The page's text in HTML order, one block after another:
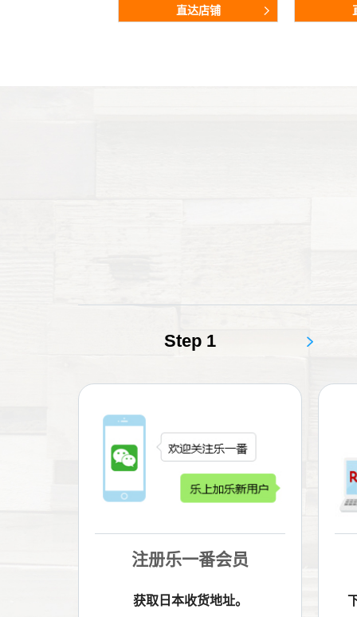
直达店铺
直达店铺
直达店铺
直达店铺
直达店铺
直达店铺
直达店铺
Step 1
注册乐一番会员
获取日本收货地址。